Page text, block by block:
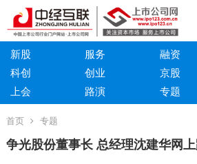
新股 服务 融资
科创
创业 京股
上会
路演 专题
首页 专题
争光股份董事长 总经理沈建华网